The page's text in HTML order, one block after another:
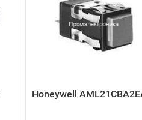
Honeywell